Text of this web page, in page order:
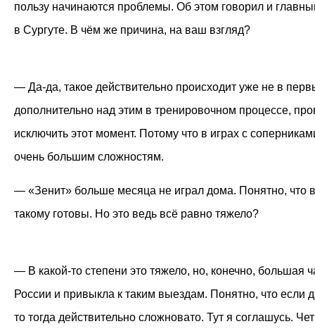
пользу начинаются проблемы. Об этом говорил и
в Сургуте. В чём же причина, на ваш взгляд?
— Да-да, такое действительно происходит уже не в
дополнительно над этим в тренировочном процессе,
исключить этот момент. Потому что в играх с
очень большим сложностям.
— «Зенит» больше месяца не играл дома. Понятно, что
такому готовы. Но это ведь всё равно тяжело?
— В какой-то степени это тяжело, но, конечно, большая
России и привыкла к таким выездам. Понятно, что если
то тогда действительно сложновато. Тут я соглашусь.